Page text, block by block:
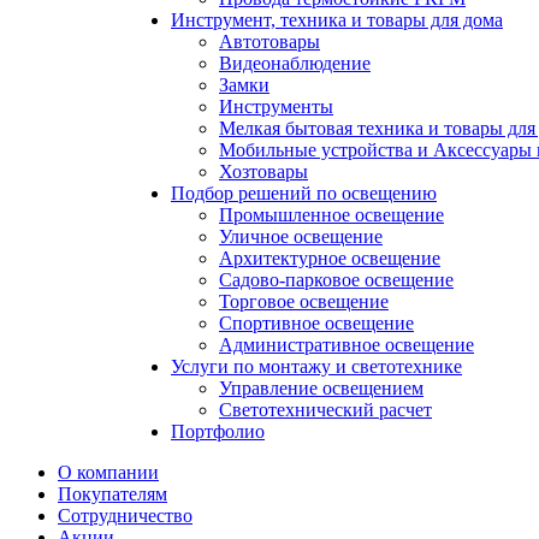
Инструмент, техника и товары для дома
Автотовары
Видеонаблюдение
Замки
Инструменты
Мелкая бытовая техника и товары для
Мобильные устройства и Аксессуары
Хозтовары
Подбор решений по освещению
Промышленное освещение
Уличное освещение
Архитектурное освещение
Садово-парковое освещение
Торговое освещение
Спортивное освещение
Административное освещение
Услуги по монтажу и светотехнике
Управление освещением
Светотехнический расчет
Портфолио
О компании
Покупателям
Сотрудничество